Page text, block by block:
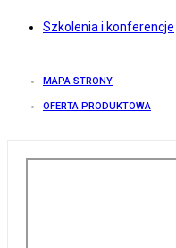
Szkolenia i konferencje
MAPA STRONY
OFERTA PRODUKTOWA